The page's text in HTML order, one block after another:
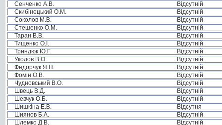
Сенченко А.В.
Відсутній
Скибінецький О.М.
Відсутній
Соколов М.В.
Відсутній
Стешенко О.М.
Відсутній
Таран В.В.
Відсутній
Тищенко О.І.
Відсутній
Триндюк Ю.Г.
Відсутній
Уколов В.О.
Відсутній
Федорчук Я.П.
Відсутній
Фомін О.В.
Відсутній
Чудновський В.О.
Відсутній
Швець В.Д.
Відсутній
Шевчук О.Б.
Відсутній
Шишкіна Е.В.
Відсутня
Шиянов Б.А.
Відсутній
Шлемко Д.В.
Відсутній